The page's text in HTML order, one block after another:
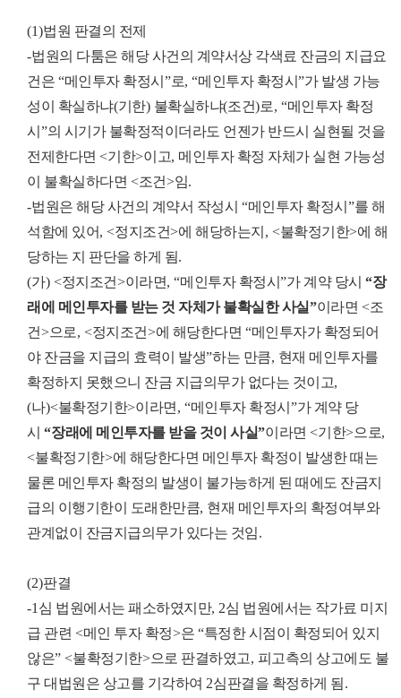
(1)법원 판결의 전제
-법원의 다툼은 해당 사건의 계약서상 각색료 잔금의 지급요
건은 “메인투자 확정시 ”로, “메인투자 확정시 ”가 발생 가능
성이 확실하냐(기한) 불확실하냐(조건)로, “메인투자 확정
시 ”의 시기가 불확정적이더라도 언젠가 반드시 실현될 것을
전제한다면 <기한>이고, 메인투자 확정 자체가 실현 가능성
이 불확실하다면 <조건>임.
-법원은 해당 사건의 계약서 작성시 “메인투자 확정시 ”를 해
석함에 있어, <정지조건>에 해당하는지 , <불확정기한>에 해
당하는 지 판단을 하게 됨.
(가) <정지조건>이라면, “메인투자 확정시 ”가 계약 당시 “장
래에 메인투자를 받는 것 자체가 불확실한 사실”이라면 <조
건>으로, <정지조건>에 해당한다면 “메인투자가 확정되어
야 잔금을 지급의 효력이 발생”하는 만큼, 현재 메인투자를
확정하지 못했으니 잔금 지급의무가 없다는 것이고,
(나)<불확정기한>이라면 , “메인투자 확정시 ”가 계약 당
시 “장래에 메인투자를 받을 것이 사실”이라면 <기한>으로,
<불확정기한>에 해당한다면 메인투자 확정이 발생한 때는
물론 메인투자 확정의 발생이 불가능하게 된 때에도 잔금지
급의 이행기한이 도래한만큼, 현재 메인투자의 확정여부와
관계없이 잔금지급의무가 있다는 것임.
(2)판결
-1 심 법원에서는 패소하였지만, 2심 법원에서는 작가료 미지
급 관련 <메인 투자 확정>은 “특정한 시점이 확정되어 있지
않은” <불확정기한>으로 판결하였고, 피고측의 상고에도 불
구 대법원은 상고를 기각하여 2심판결을 확정하게 됨.